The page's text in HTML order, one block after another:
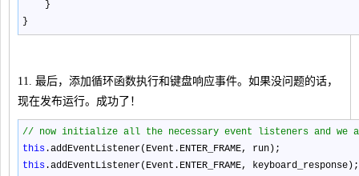
}
}
11. 最后，添加循环函数执行和键盘响应事件。如果没问题的话，
现在发布运行。成功了！
// now initialize all the necessary event listeners and we
this.addEventListener(Event.ENTER_FRAME, run);
this.addEventListener(Event.ENTER_FRAME, keyboard_response);